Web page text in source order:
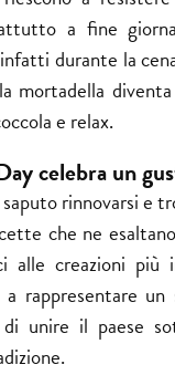
a fine
durante la
mortadella
e relax.
celebra un
rinnovarsi e
che ne
alle creazioni più
a rappresentare
di unire il paese